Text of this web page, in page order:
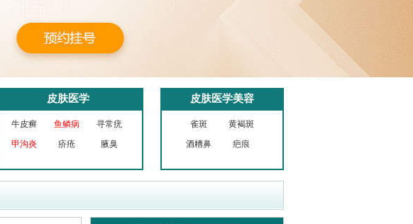
皮肤医学
牛皮癣 鱼鳞病
寻常疣
甲沟炎
疥疮 腋臭
皮肤医学美容
雀斑
黄褐斑
酒糟鼻
疤痕